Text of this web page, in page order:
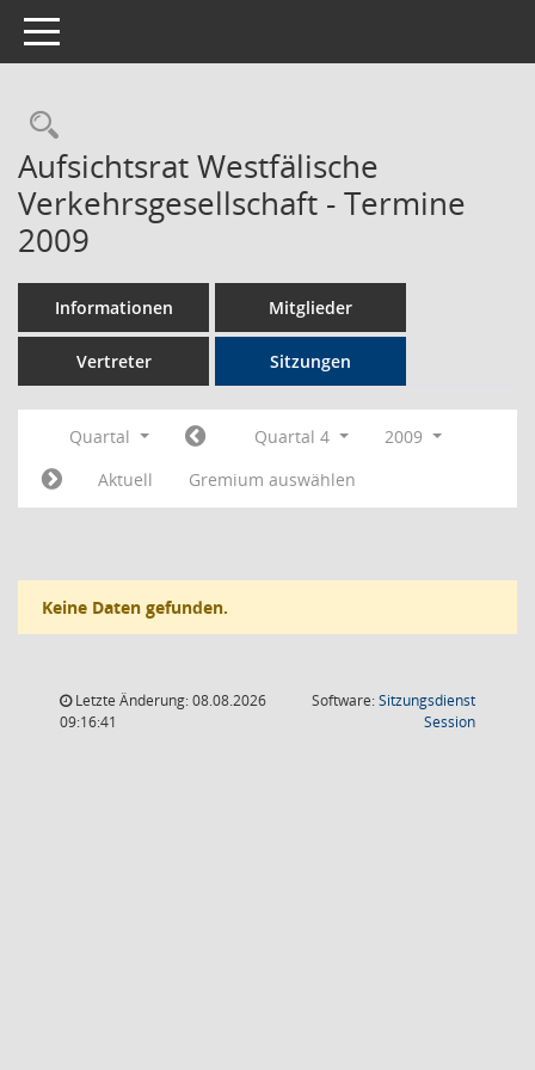
Toggle navigation
Rechercheauswahl
Aufsichtsrat Westfälische
Verkehrsgesellschaft - Termine
2009
Informationen Mitglieder
Vertreter Sitzungen
Quartal Quartal 4
2009
Aktuell
Gremium auswählen
Keine Daten gefunden.
Letzte Änderung: 08.08.2026
09:16:41
Software:Sitzungsdienst
Session(Wird in